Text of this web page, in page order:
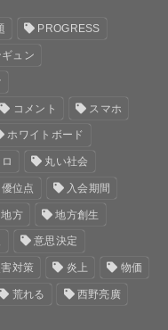
PROGRESS
ュン
コメント スマホ
ホワイトボード
丸い社会
優位点 入会期間
地方 地方創生
意思決定
対策 炎上 物価
荒れる 西野亮廣